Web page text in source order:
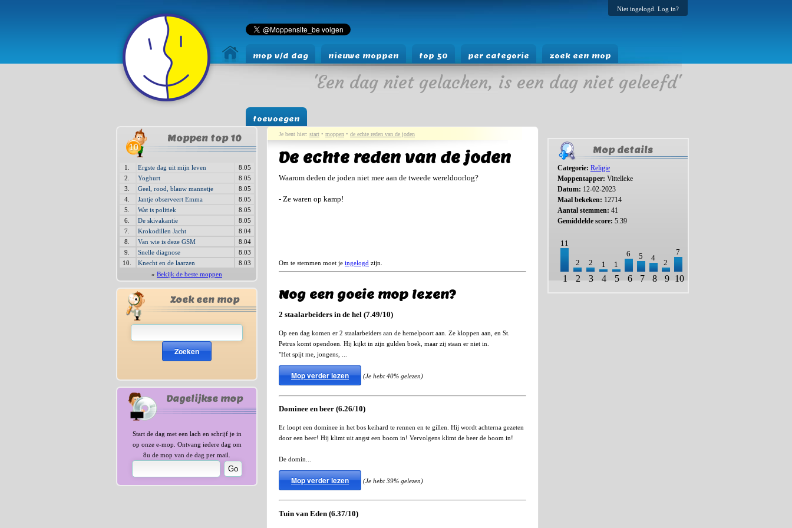
Niet ingelogd. Log in?
mop v/d dag nieuwe moppen top 50 per categorie zoek een mop
toevoegen
'Een dag niet gelachen, is een dag niet geleefd'
Moppen top 10
1. Ergste dag uit mijn leven
8.05
2.
Yoghurt
8.05
3.
Geel, rood, blauw mannetje
8.05
4.
Jantje observeert Emma
8.05
5.
Wat is politiek
8.05
6.
De skivakantie
8.05
7.
Krokodillen Jacht
8.04
8.
Van wie is deze GSM
8.04
9.
Snelle diagnose
8.03
10.
Knecht en de laarzen
8.03
» Bekijk de beste moppen
Zoek een mop
Zoeken
Dagelijkse mop
Start de dag met een lach en schrijf je in
op onze e-mop. Ontvang iedere dag om
8u de mop van de dag per mail.
Je bent hier: start • moppen • de echte reden van de joden
De echte reden van de joden
Waarom deden de joden niet mee aan de tweede wereldoorlog?
- Ze waren op kamp!
Om te stemmen moet je ingelogd zijn.
Nog een goeie mop lezen?
2 staalarbeiders in de hel (7.49/10)
Op een dag komen er 2 staalarbeiders aan de hemelpoort aan. Ze kloppen aan, en St.
Petrus komt opendoen. Hij kijkt in zijn gulden boek, maar zij staan er niet in.
"Het spijt me, jongens, ...
Mop verder lezen (Je hebt 40% gelezen)
Dominee en beer (6.26/10)
Er loopt een dominee in het bos keihard te rennen en te gillen. Hij wordt achterna gezeten
door een beer! Hij klimt uit angst een boom in! Vervolgens klimt de beer de boom in!
De domin...
Mop verder lezen (Je hebt 39% gelezen)
Tuin van Eden (6.37/10)
Mop details
Categorie: Religie
Moppentapper: Vittelleke
Datum: 12-02-2023
Maal bekeken: 12714
Aantal stemmen: 41
Gemiddelde score: 5.39
11
2 2 1 1
6 5 4
2
7
1 2 3 4 5 6 7 8 9 10